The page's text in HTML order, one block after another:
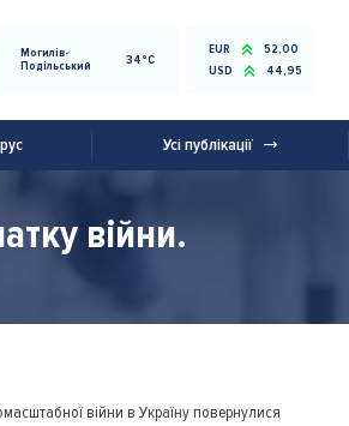
Могилів-
Подільський
34°C
EUR
52,00
USD
44,95
Усі публікації
війни.
війни в Україну повернулися